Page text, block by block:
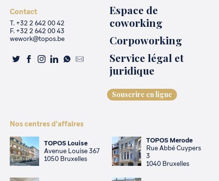
Contact
T. +32 2 642 00 42
F. +32 2 642 00 43
wework@topos.be
Espace de
coworking
Corpoworking
Service légal et
juridique
Souscrire en ligne
Nos centres d'affaires
TOPOS Louise
Avenue Louise 367
1050 Bruxelles
TOPOS Merode
Rue Abbé Cuypers
3
1040 Bruxelles